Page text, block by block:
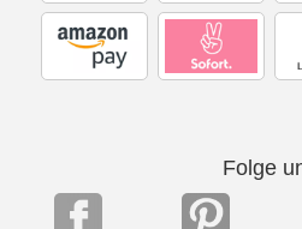
Folge